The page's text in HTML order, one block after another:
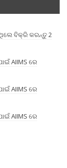
ଥିଲେ ବିକ୍ରି କରନ୍ତୁ 2
AIIMS ରେ
AIIMS ରେ
AIIMS ରେ